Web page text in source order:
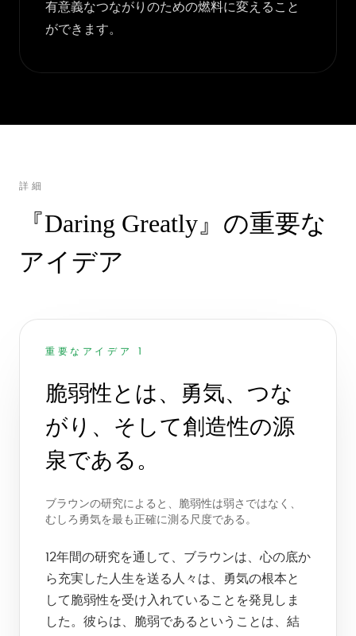
有意義なつながりのための燃料に変えること
ができます。
詳細
『Daring Greatly』の重要な
アイデア
重要なアイデア 1
脆弱性とは、勇気、つな
がり、そして創造性の源
泉である。
ブラウンの研究によると、脆弱性は弱さではなく、
むしろ勇気を最も正確に測る尺度である。
12年間の研究を通して、ブラウンは、心の底か
ら充実した人生を送る人々は、勇気の根本と
して脆弱性を受け入れていることを発見しま
した。彼らは、脆弱であるということは、結